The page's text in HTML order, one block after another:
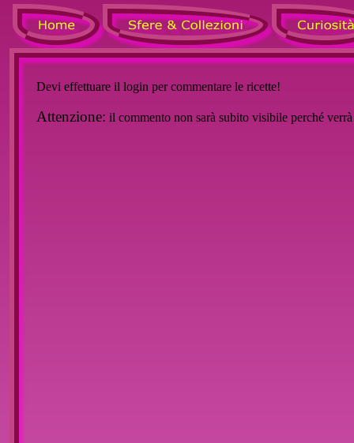
Devi effettuare il login per commentare le ricette!
Attenzione: il commento non sarà subito visibile perché